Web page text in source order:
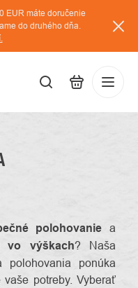
EUR máte doručenie
do druhého dňa.
polohovanie a
vo výškach? Naša
polohovania ponúka
potreby. Vyberať